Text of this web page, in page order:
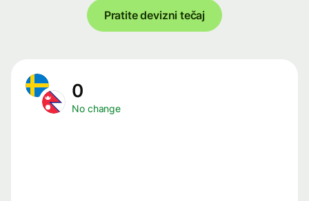
Pratite devizni tečaj
0
No change